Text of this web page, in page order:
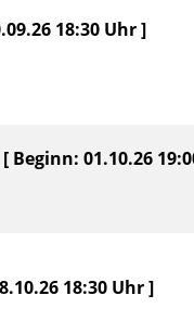
18:30 Uhr ]
01.10.26
18:30 Uhr ]